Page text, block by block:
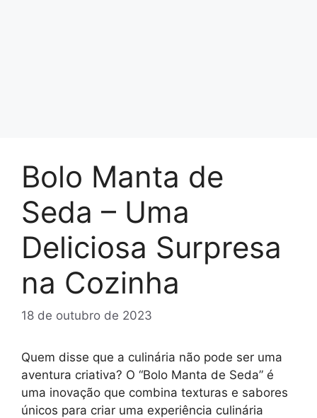
Bolo Manta de
Seda – Uma
Deliciosa Surpresa
na Cozinha
18 de outubro de 2023
Quem disse que a culinária não pode ser uma
aventura criativa? O “Bolo Manta de Seda” é
uma inovação que combina texturas e sabores
únicos para criar uma experiência culinária